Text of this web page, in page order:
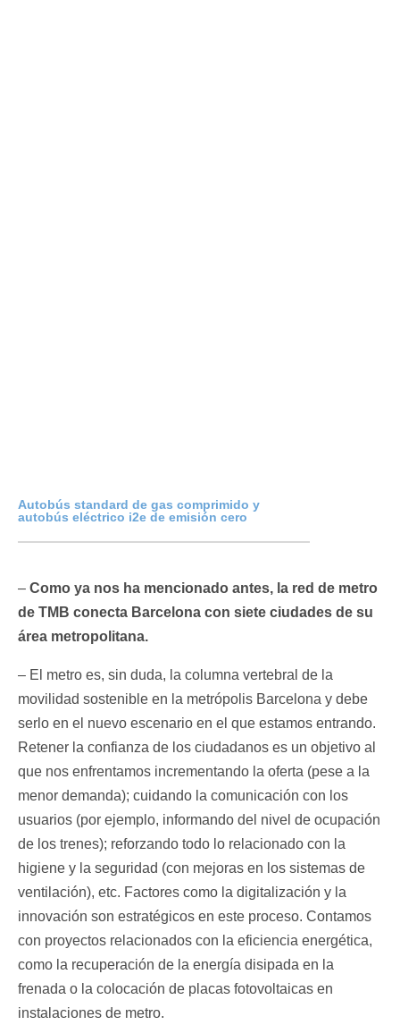
Autobús standard de gas comprimido y
autobús eléctrico i2e de emisión cero
– Como ya nos ha mencionado antes, la red de metro
de TMB conecta Barcelona con siete ciudades de su
área metropolitana.
– El metro es, sin duda, la columna vertebral de la
movilidad sostenible en la metrópolis Barcelona y debe
serlo en el nuevo escenario en el que estamos entrando.
Retener la confianza de los ciudadanos es un objetivo al
que nos enfrentamos incrementando la oferta (pese a la
menor demanda); cuidando la comunicación con los
usuarios (por ejemplo, informando del nivel de ocupación
de los trenes); reforzando todo lo relacionado con la
higiene y la seguridad (con mejoras en los sistemas de
ventilación), etc. Factores como la digitalización y la
innovación son estratégicos en este proceso. Contamos
con proyectos relacionados con la eficiencia energética,
como la recuperación de la energía disipada en la
frenada o la colocación de placas fotovoltaicas en
instalaciones de metro.